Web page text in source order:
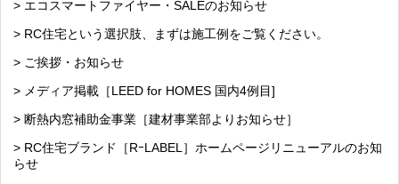
> エコスマートファイヤー・SALEのお知らせ
> RC住宅という選択肢、まずは施工例をご覧ください。
> ご挨拶・お知らせ
> メディア掲載［LEED for HOMES 国内4例目]
> 断熱内窓補助金事業［建材事業部よりお知らせ］
> RC住宅ブランド［RｰLABEL］ホームページリニューアルのお知
らせ